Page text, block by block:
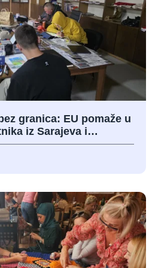
granica: EU pomaže u
iz Sarajeva i…